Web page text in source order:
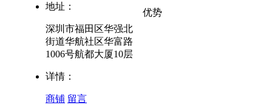
地址：
深圳市福田区华强北
街道华航社区华富路
1006号航都大厦10层
详情：
商铺 留言
优势